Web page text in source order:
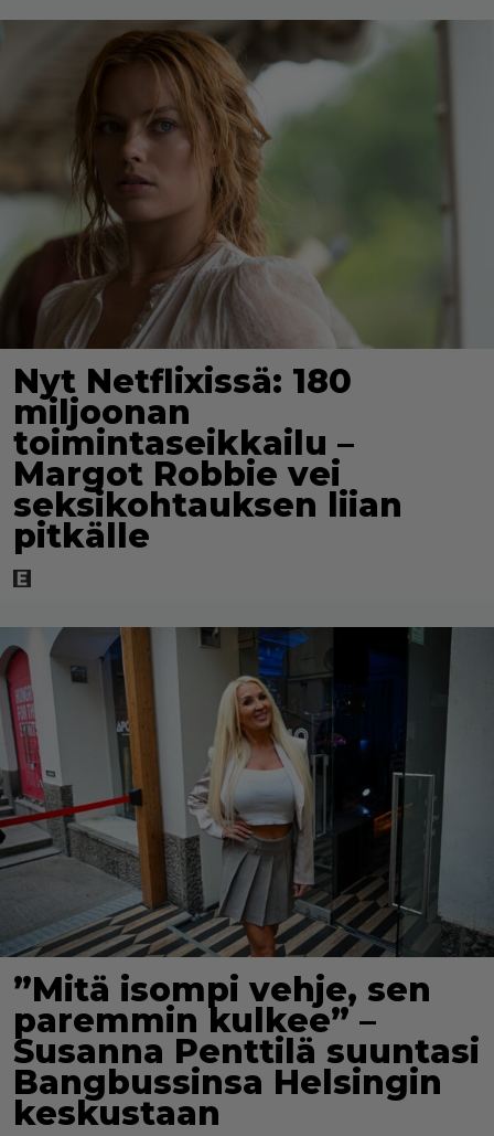
Nyt Netflixissä: 180
miljoonan
toimintaseikkailu –
Margot Robbie vei
seksikohtauksen liian
pitkälle
”Mitä isompi vehje, sen
paremmin kulkee” –
Susanna Penttilä suuntasi
Bangbussinsa Helsingin
keskustaan